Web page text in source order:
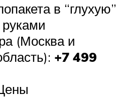
в “глухую”
(Москва и
+7 499